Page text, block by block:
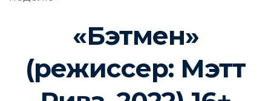
«Бэтмен»
(режиссер: Мэтт